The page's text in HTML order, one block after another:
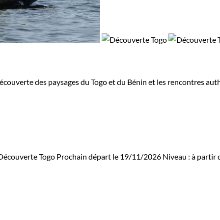
des paysages du Togo et du Bénin et les rencontres
Togo Prochain départ le 19/11/2026 Niveau : à partir